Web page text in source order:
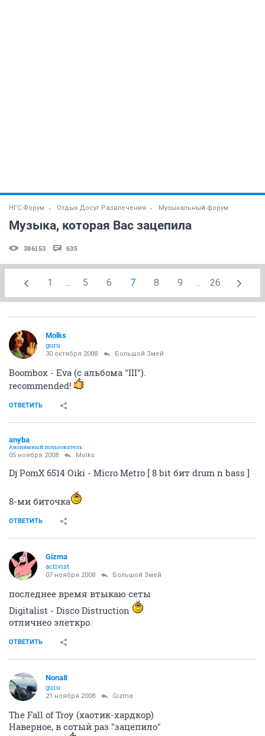
НГС.Форум Отдых Досуг Развлечения Музыкальный форум
Музыка, которая Вас зацепила
386153 635
1 ... 5 6 7 8 9 ... 26
Molks
guru
30 октября 2008 Большой Змей
Boombox - Eva (с альбома "III").
recommended!
ОТВЕТИТЬ
anyba
Анонимный пользователь
05 ноября 2008 Molks
Dj PomX 6514 Oiki - Micro Mеtro [ 8 bit бит drum n bass ]
8-ми биточка
ОТВЕТИТЬ
Gizma
activist
07 ноября 2008 Большой Змей
последнее время втыкаю сеты
Digitalist - Disco Distruction
отличнео элеткро.
ОТВЕТИТЬ
Nona8
guru
21 ноября 2008 Gizma
The Fall of Troy (хаотик-хардкор)
Наверное, в сотый раз "зацепило"